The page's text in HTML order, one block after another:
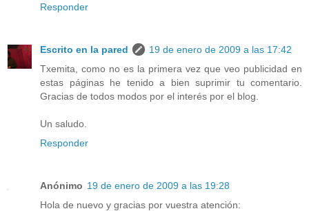
Responder
Escrito en la pared
19 de enero de 2009 a las 17:42
Txemita, como no es la primera vez que veo publicidad en
estas páginas he tenido a bien suprimir tu comentario.
Gracias de todos modos por el interés por el blog.
Un saludo.
Responder
Anónimo 19 de enero de 2009 a las 19:28
Hola de nuevo y gracias por vuestra atención: